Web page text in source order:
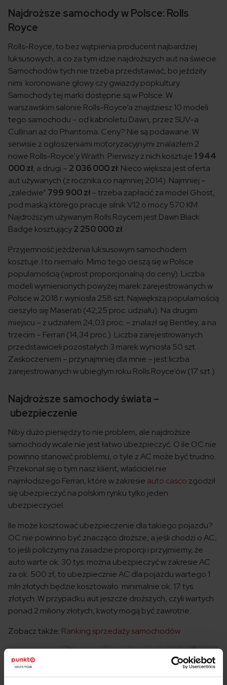
Najdroższe samochody w Polsce: Rolls
Royce
Rolls-Royce, to bez wątpienia producent najbardziej
luksusowych, a co za tym idzie najdroższych aut na świecie.
Samochodów tych nie trzeba przedstawiać, bo jeździły
nimi koronowane głowy czy gwiazdy popkultury.
Samochody tej marki dostępne są w Polsce. W
warszawskim salonie Rolls-Royce’a znajdziesz 10 modeli
tego samochodu – od kabrioletu Dawn, przez SUV-a
Cullinan aż do Phantoma. Ceny? Nie są podawane. W
serwisie z ogłoszeniami motoryzacyjnymi znalazłem 2
nowe Rolls-Royce’y Wraith. Pierwszy z nich kosztuje 1 944
000 zł, a drugi – 2 036 000 zł. Nieco większa jest oferta
aut używanych (z rocznika co najmniej 2014). Najmniej –
„zaledwie” 799 900 zł– trzeba zapłacić za model Ghost,
pod maską którego pracuje silnik V12 o mocy 570 KM.
Najdroższym używanym Rolls Roycem jest Dawn Black
Badge kosztujący2 250 000 zł.
Przyjemność jeżdżenia luksusowym samochodem
kosztuje. I to niemało. Mimo tego cieszą się w Polsce
popularnością (wprost proporcjonalną do ceny). Liczba
modeli wymienionych powyżej marek zarejestrowanych w
Polsce w 2018 r. wyniosła 258 szt. Największą popularnością
cieszyło się Maserati (42,25 proc. udziału). Na drugim
miejscu – z udziałem 24,03 proc. – znalazł się Bentley, a na
trzecim – Ferrari (14,34 proc.). Liczba zarejestrowanych
przedstawicieli pozostałych 3 marek wyniosła 50 szt.
Zaskoczeniem – przynajmniej dla mnie – jest liczba
zarejestrowanych w ubiegłym roku Rolls Royce’ów (17 szt.).
Najdroższe samochody świata –
ubezpieczenie
Niby dużo pieniędzy to nie problem, ale najdroższe
samochody wcale nie jest łatwo ubezpieczyć. O ile OC nie
powinno stanowić problemu, o tyle z AC może być trudno.
Przekonał się o tym nasz klient, właściciel nie
najmłodszego Ferrari, które w zakresie auto casco zgodził
się ubezpieczyć na polskim rynku tylko jeden
ubezpieczyciel.
Ile może kosztować ubezpieczenie dla takiego pojazdu?
OC nie powinno być znacząco droższe, a jeśli chodzi o AC,
to jeśli policzymy na zasadzie proporcji i przyjmiemy, że
auto warte ok. 30 tys. można ubezpieczyć w zakresie AC
za ok. 500 zł, to ubezpiecznie AC dla pojazdu wartego 1
mln złotych będzie kosztowało minimalnie ok. 17 tys.
złotych. W przypadku aut jeszcze droższych, czyli wartych
ponad 2 miliony złotych, kwoty mogą być zawrotne.
Zobacz także: Ranking sprzedaży samochodów